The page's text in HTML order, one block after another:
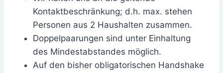
Kontaktbeschränkung; d.h. max. stehen
Personen aus 2 Haushalten zusammen.
Doppelpaarungen sind unter Einhaltung
des Mindestabstandes möglich.
Auf den bisher obligatorischen Handshake